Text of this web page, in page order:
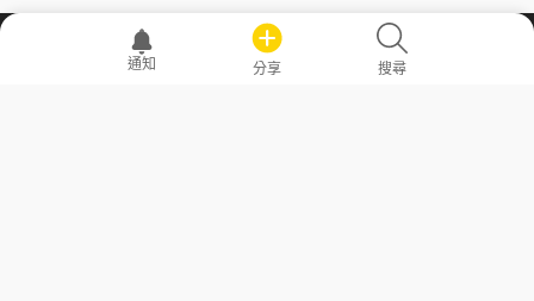
職場透明化運動
通知 分享 搜尋